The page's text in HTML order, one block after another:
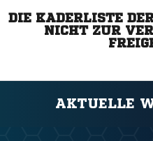
DIE KADERLISTE
NICHT ZUR
AKTUELLE